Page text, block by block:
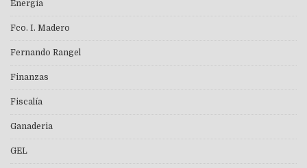
Energía
Fco. I. Madero
Fernando Rangel
Finanzas
Fiscalía
Ganaderia
GEL